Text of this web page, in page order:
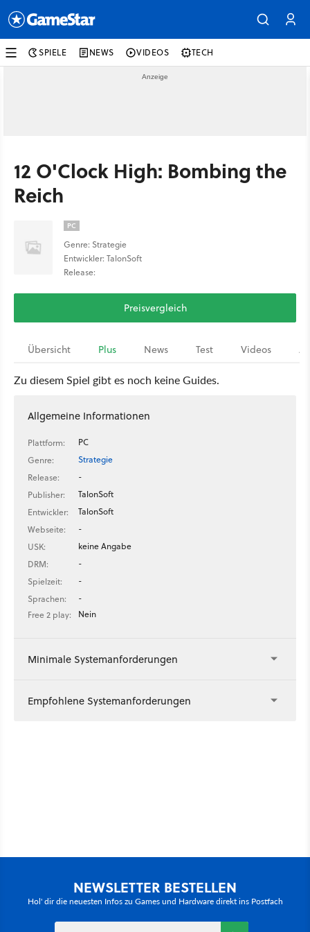
SPIELE NEWS VIDEOS TECH
12 O'Clock High: Bombing the
Reich
PC
Genre: Strategie
Entwickler: TalonSoft
Release:
Preisvergleich
Übersicht Plus News Test Videos
Zu diesem Spiel gibt es noch keine Guides.
Allgemeine Informationen
Plattform:
PC
Genre:
Strategie
Release:
-
Publisher:
TalonSoft
Entwickler:
TalonSoft
Webseite:
-
USK:
keine Angabe
DRM:
-
Spielzeit:
-
Sprachen:
-
Free 2 play:
Nein
Minimale Systemanforderungen
Empfohlene Systemanforderungen
NEWSLETTER BESTELLEN
Hol' dir die neuesten Infos zu Games und Hardware direkt ins Postfach